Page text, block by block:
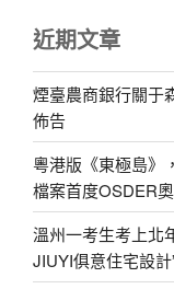
近期文章
煙臺農商銀行關于
佈告
粵港版《東極島》
檔案首度OSDER
溫州一考生考上北
JIUYI俱意住宅設